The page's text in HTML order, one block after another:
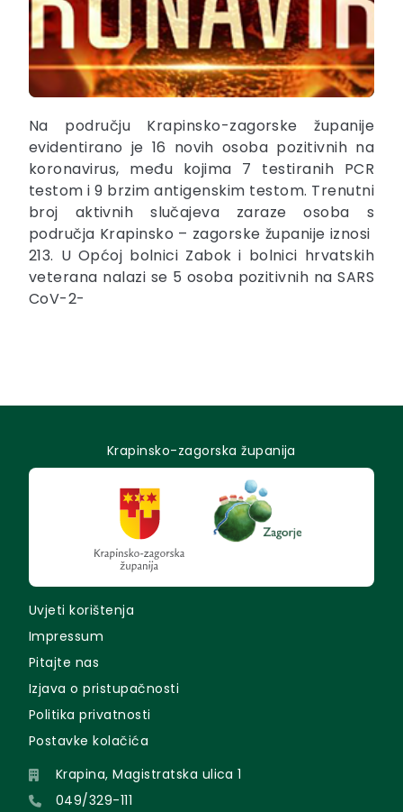
Na području Krapinsko-zagorske županije
evidentirano je 16 novih osoba pozitivnih na
koronavirus, među kojima 7 testiranih PCR
testom i 9 brzim antigenskim testom. Trenutni
broj aktivnih slučajeva zaraze osoba s
područja Krapinsko – zagorske županije iznosi
213. U Općoj bolnici Zabok i bolnici hrvatskih
veterana nalazi se 5 osoba pozitivnih na SARS
CoV-2-
Krapinsko-zagorska županija
Uvjeti korištenja
Impressum
Pitajte nas
Izjava o pristupačnosti
Politika privatnosti
Postavke kolačića
Krapina, Magistratska ulica 1
049/329-111